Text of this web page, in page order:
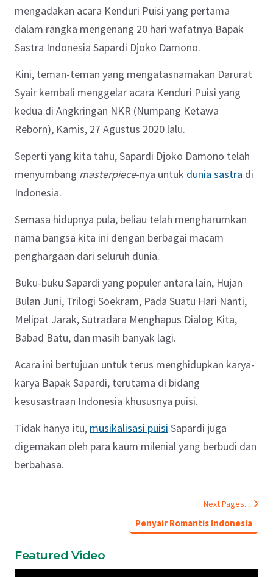
mengadakan acara Kenduri Puisi yang pertama
dalam rangka mengenang 20 hari wafatnya Bapak
Sastra Indonesia Sapardi Djoko Damono.
Kini, teman-teman yang mengatasnamakan Darurat
Syair kembali menggelar acara Kenduri Puisi yang
kedua di Angkringan NKR (Numpang Ketawa
Reborn), Kamis, 27 Agustus 2020 lalu.
Seperti yang kita tahu, Sapardi Djoko Damono telah
menyumbang masterpiece-nya untuk dunia sastra di
Indonesia.
Semasa hidupnya pula, beliau telah mengharumkan
nama bangsa kita ini dengan berbagai macam
penghargaan dari seluruh dunia.
Buku-buku Sapardi yang populer antara lain, Hujan
Bulan Juni, Trilogi Soekram, Pada Suatu Hari Nanti,
Melipat Jarak, Sutradara Menghapus Dialog Kita,
Babad Batu, dan masih banyak lagi.
Acara ini bertujuan untuk terus menghidupkan karya-
karya Bapak Sapardi, terutama di bidang
kesusastraan Indonesia khususnya puisi.
Tidak hanya itu, musikalisasi puisi Sapardi juga
digemakan oleh para kaum milenial yang berbudi dan
berbahasa.
Next Pages...
Penyair Romantis Indonesia
Featured Video